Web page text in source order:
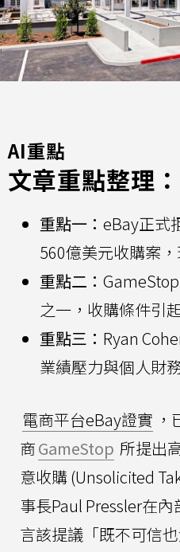
AI重點
文章重點整理：
重點一： eBay正式
560億美元收購案
重點二：
之一，收購條件引
重點三： Ryan
業績壓力與個人財
電商平台eBay證實
商GameStop 所提出
意收購 (Unsolicited
事長Paul Pressler在
言該提議「既不可信